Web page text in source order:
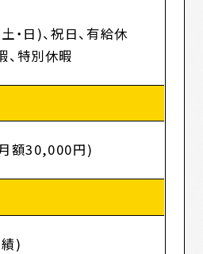
・日)、祝日、有給休
、特別休暇
額30,000円)
)